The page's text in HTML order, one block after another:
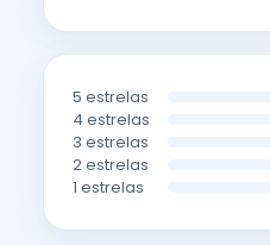
5 estrelas
4 estrelas
3 estrelas
2 estrelas
1 estrelas